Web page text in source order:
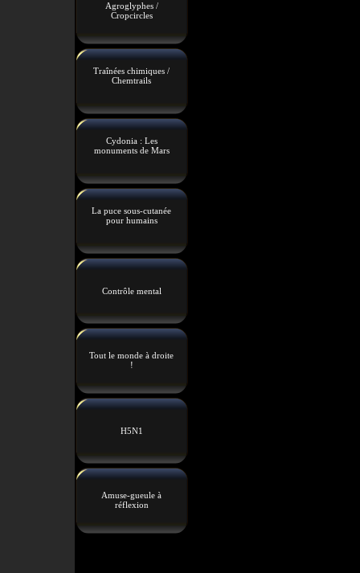
Agroglyphes /
Cropcircles
Traînées chimiques /
Chemtrails
Cydonia : Les
monuments de Mars
La puce sous-cutanée
pour humains
Contrôle mental
Tout le monde à droite
!
H5N1
Amuse-gueule à
réflexion